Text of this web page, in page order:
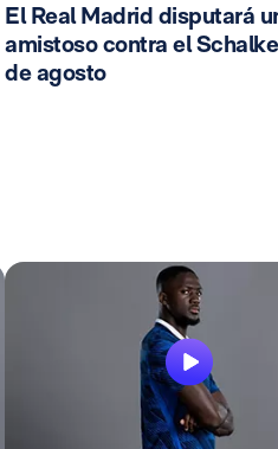
El Real Madrid disputará
amistoso contra el
de agosto